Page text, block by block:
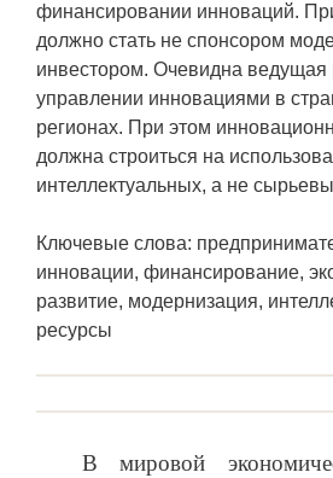
финансировании инноваций.
должно стать не спонсором
инвестором. Очевидна ведущая
управлении инновациями в
регионах. При этом
должна строиться на
интеллектуальных, а не
Ключевые слова:
инновации, финансирование,
развитие, модернизация,
ресурсы
В мировой